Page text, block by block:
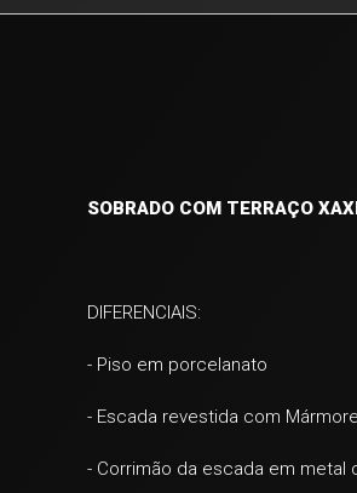
SOBRADO COM TERRAÇO
DIFERENCIAIS:
- Piso em porcelanato
- Escada revestida com Mármore
- Corrimão da escada em